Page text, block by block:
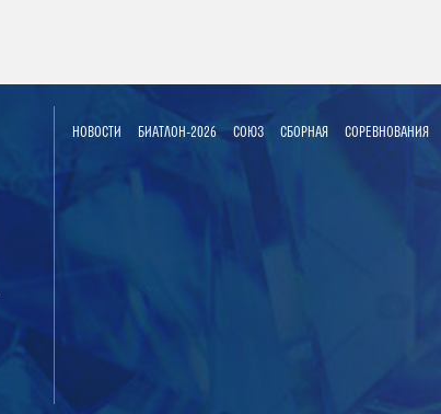
НОВОСТИ БИАТЛОН-2026 СОЮЗ СБОРНАЯ СОРЕВНОВАНИЯ